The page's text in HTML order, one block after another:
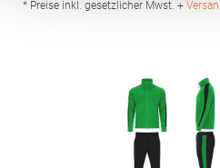
* Preise inkl. gesetzlicher Mwst. +